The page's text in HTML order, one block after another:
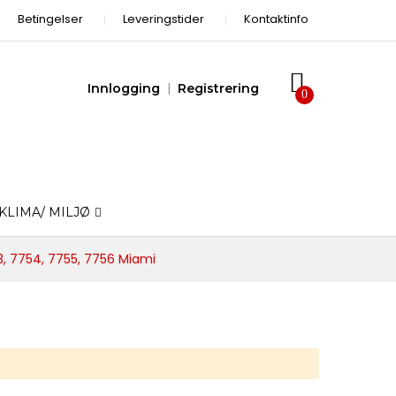
Betingelser Leveringstider Kontaktinfo
Innlogging Registrering
MILJØ
7754, 7755, 7756 Miami